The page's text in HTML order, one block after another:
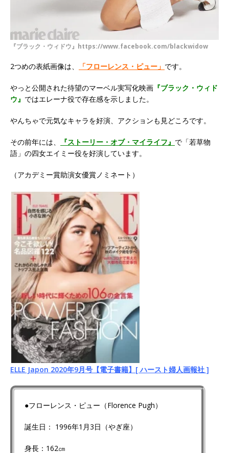
『ブラック・ウィドウ』https://www.facebook.com/blackwidow
2つめの表紙画像は、 「フローレンス・ピュー」 です。
やっと公開された待望のマーベル実写化映画 『ブラック・ウィド
ウ』 ではエレーナ役で存在感を示しました。
やんちゃで元気なキャラを好演、アクションも見どころです。
その前年には、 『ストーリー・オブ・マイライフ』 で「若草物
語」の四女エイミー役を好演しています。
（アカデミー賞助演女優賞ノミネート）
ELLE Japon 2020年9月号【電子書籍】[ ハースト婦人画報社 ]
●フローレンス・ピュー（Florence Pugh）
誕生日： 1996年1月3日（やぎ座）
身長：162㎝